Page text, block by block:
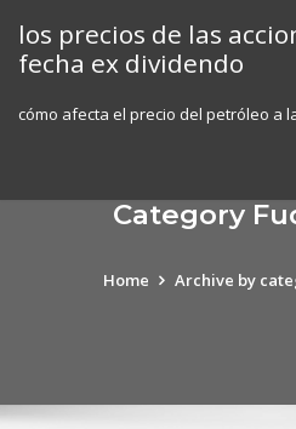
content
los precios de las
fecha ex dividendo
cómo afecta el precio del petróleo a
Category
Home Archive by